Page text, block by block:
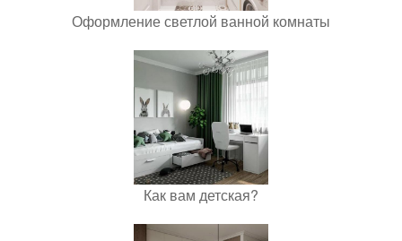
Оформление светлой ванной комнаты
Как вам детская?